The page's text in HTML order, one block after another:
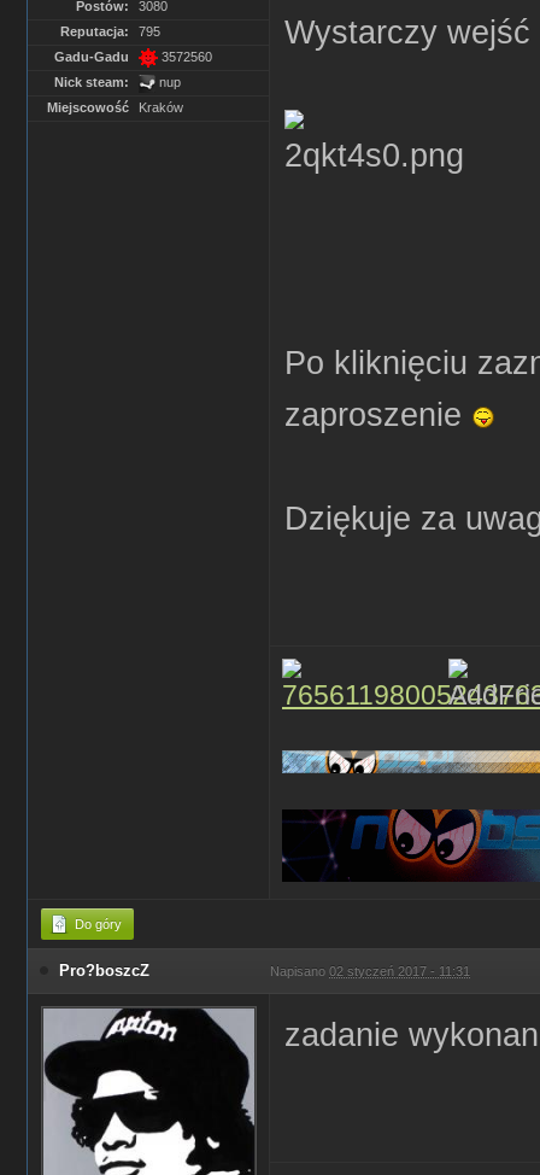
Postów:
3080
Reputacja:
795
Gadu-Gadu
3572560
Nick steam:
nup
Miejscowość
Kraków
Wystarczy
Po kliknięciu
zaproszenie
Dziękuje za
Do góry
Pro?boszcZ Napisano 02 styczeń 2017 - 11:31
zadanie